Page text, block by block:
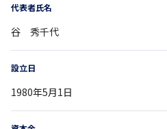
代表者氏名
谷 秀千代
設立日
1980年5月1日